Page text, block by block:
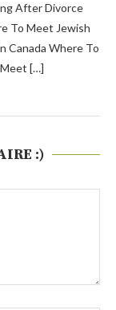
After Divorce
To Meet Jewish
Canada Where To
[…]
:)